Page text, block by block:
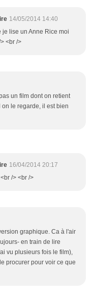
14/05/2014 14:40
je lise un Anne Rice moi
<br />
un film dont on retient
le regarde, il est bien
16/04/2014 20:17
/> <br />
graphique. Ca à l'air
en train de lire
vu plusieurs fois le film),
procurer pour voir ce que